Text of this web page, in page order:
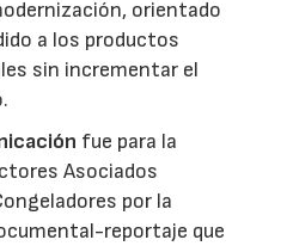
orientado
a los productos
sin incrementar el
fue para la
Asociados
por la
reportaje que